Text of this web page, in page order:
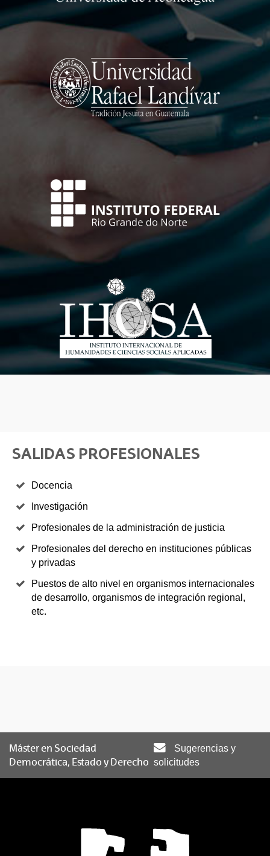
SALIDAS PROFESIONALES
Docencia
Investigación
Profesionales de la administración de justicia
Profesionales del derecho en instituciones públicas
y privadas
Puestos de alto nivel en organismos internacionales
de desarrollo, organismos de integración regional,
etc.
Máster en Sociedad
Democrática, Estado y Derecho
Sugerencias y
solicitudes